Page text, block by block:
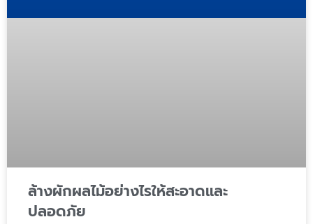
ล้างผักผลไม้อย่างไรให้สะอาดและ
ปลอดภัย